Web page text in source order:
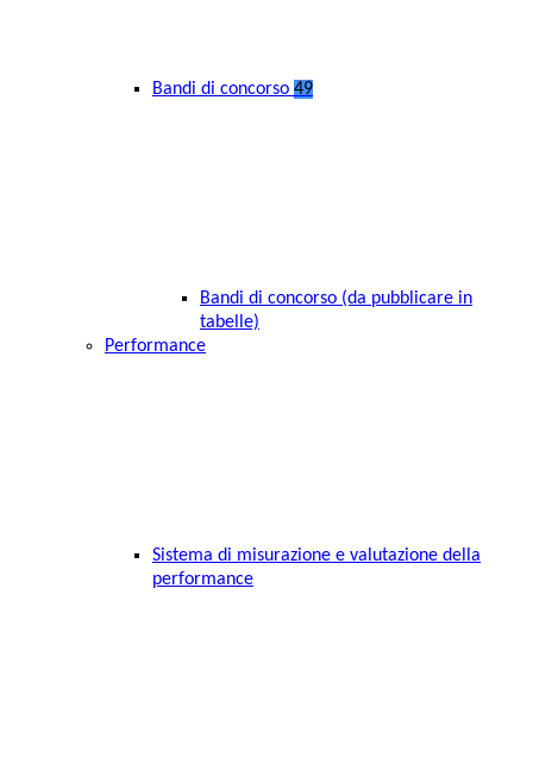
Bandi di concorso 49
Bandi di concorso (da pubblicare in
tabelle)
Performance
Sistema di misurazione e valutazione della
performance